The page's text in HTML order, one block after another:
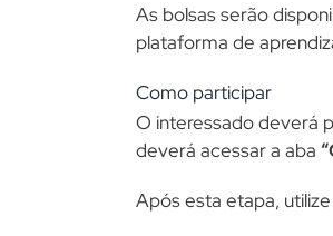
As bolsas serão
plataforma de
Como participar
O interessado deverá
deverá acessar a aba
Após esta etapa,